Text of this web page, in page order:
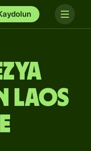
Laos